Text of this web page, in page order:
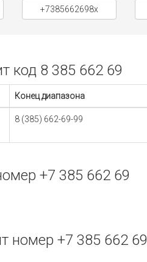
+7385662698x
код 8 385 662 69
Конец диапазона
8 (385) 662-69-99
+7 385 662 69
номер +7 385 662 69